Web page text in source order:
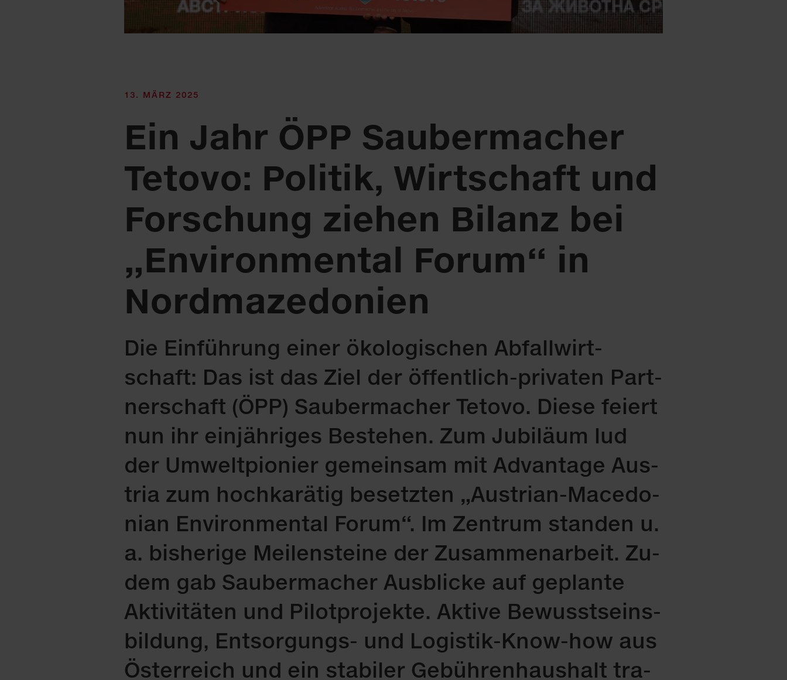
13. MÄRZ 2025
Ein Jahr ÖPP Saubermacher
Tetovo: Politik, Wirtschaft und
Forschung ziehen Bilanz bei
„Environmental Forum“ in
Nordmazedonien
Die Ein­füh­rung ei­ner öko­lo­gi­schen Ab­fall­wirt­
schaft: Das ist das Ziel der öf­fent­lich-pri­va­ten Part­
ner­schaft (ÖPP) Sau­ber­ma­cher Te­to­vo. Die­se fei­ert
nun ihr ein­jäh­ri­ges Be­ste­hen. Zum Ju­bi­lä­um lud
der Um­welt­pio­nier ge­mein­sam mit Ad­van­ta­ge Aus­
tria zum hoch­ka­rä­tig be­setz­ten „Aus­tri­an-Mace­do­
ni­an En­viron­men­tal Fo­rum“. Im Zen­trum stan­den u.
a. bis­he­ri­ge Mei­len­stei­ne der Zu­sam­men­ar­beit. Zu­
dem gab Sau­ber­ma­cher Aus­bli­cke auf ge­plan­te
Ak­ti­vi­tä­ten und Pi­lot­pro­jek­te. Ak­ti­ve Be­wusst­seins­
bil­dung, Ent­sor­gungs- und Lo­gis­tik-Know-how aus
Ös­ter­reich und ein sta­bi­ler Ge­büh­ren­haus­halt tra­